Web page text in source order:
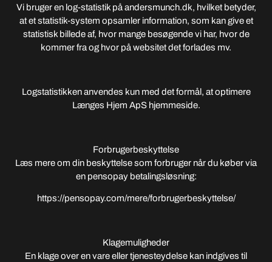
Vi bruger en log-statistik på andersmunch.dk, hvilket betyder,
at et statistik-system opsamler information, som kan give et
statistisk billede af, hvor mange besøgende vi har, hvor de
kommer fra og hvor på websitet det forlades mv.
Logstatistikken anvendes kun med det formål, at optimere
Længes Hjem ApS hjemmeside.
Forbrugerbeskyttelse
Læs mere om din beskyttelse som forbruger når du køber via
en pensopay betalingsløsning:
https://pensopay.com/mere/forbrugerbeskyttelse/
Klagemuligheder
En klage over en vare eller tjenesteydelse kan indgives til